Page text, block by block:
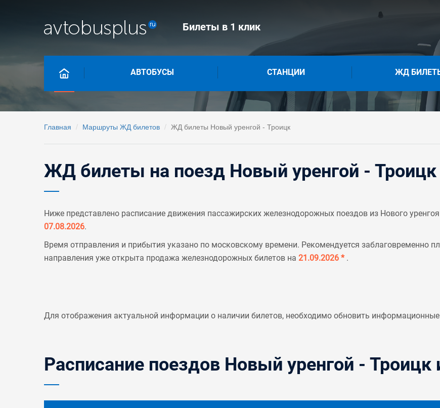
Билеты в 1 клик
АВТОБУСЫ СТАНЦИИ ЖД
Главная Маршруты ЖД билетов ЖД билеты Новый уренгой - Троицк
ЖД билеты на поезд Новый уренгой - Троицк
Ниже представлено расписание движения пассажирских железнодорожных поездов из Нового
07.08.2026.
Время отправления и прибытия указано по московскому времени. Рекомендуется заблаговременно
направления уже открыта продажа железнодорожных билетов на 21.09.2026 * .
Для отображения актуальной информации о наличии билетов, необходимо обновить
Расписание поездов Новый уренгой - Троицк